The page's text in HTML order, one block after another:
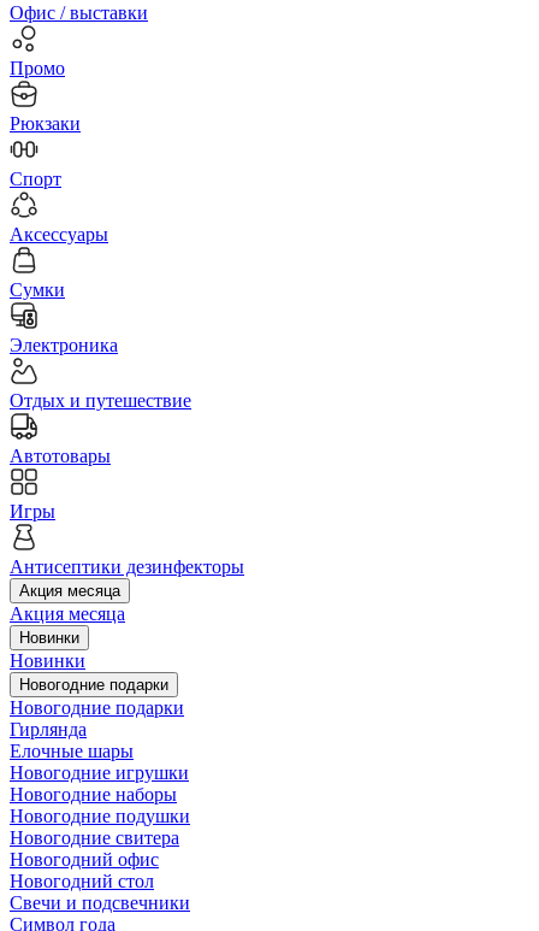
Офис / выставки
Промо
Рюкзаки
Спорт
Аксессуары
Сумки
Электроника
Отдых и путешествие
Автотовары
Игры
Антисептики дезинфекторы
Акция месяца
Акция месяца
Новинки
Новинки
Новогодние подарки
Новогодние подарки
Гирлянда
Елочные шары
Новогодние игрушки
Новогодние наборы
Новогодние подушки
Новогодние свитера
Новогодний офис
Новогодний стол
Свечи и подсвечники
Символ года